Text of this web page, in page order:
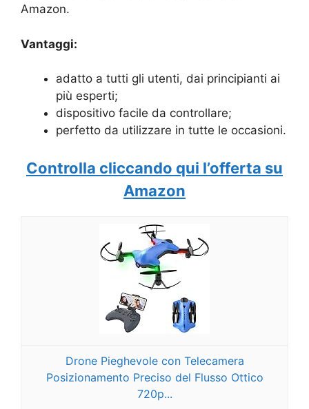
Amazon.
Vantaggi:
adatto a tutti gli utenti, dai principianti ai
più esperti;
dispositivo facile da controllare;
perfetto da utilizzare in tutte le occasioni.
Controlla cliccando qui l’offerta su
Amazon
Drone Pieghevole con Telecamera
Posizionamento Preciso del Flusso Ottico
720p...